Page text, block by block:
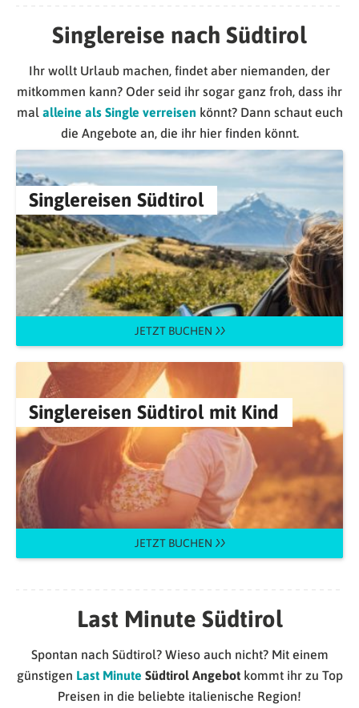
Singlereise nach Südtirol
Ihr wollt Urlaub machen, findet aber niemanden, der
mitkommen kann? Oder seid ihr sogar ganz froh, dass ihr
mal alleine als Single verreisen könnt? Dann schaut euch
die Angebote an, die ihr hier finden könnt.
Singlereisen Südtirol
JETZT BUCHEN
Singlereisen Südtirol mit Kind
JETZT BUCHEN
Last Minute Südtirol
Spontan nach Südtirol? Wieso auch nicht? Mit einem
günstigen Last Minute Südtirol Angebotkommt ihr zu Top
Preisen in die beliebte italienische Region!